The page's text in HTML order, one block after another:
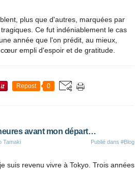
plus que d'autres, marquées par
Ce fut indéniablement le cas
année que l'on prédit, au mieux,
empli d'espoir et de gratitude.
Repost 0
avant mon départ…
Tamaki Publié dans #Blog
suis revenu vivre à Tokyo. Trois années